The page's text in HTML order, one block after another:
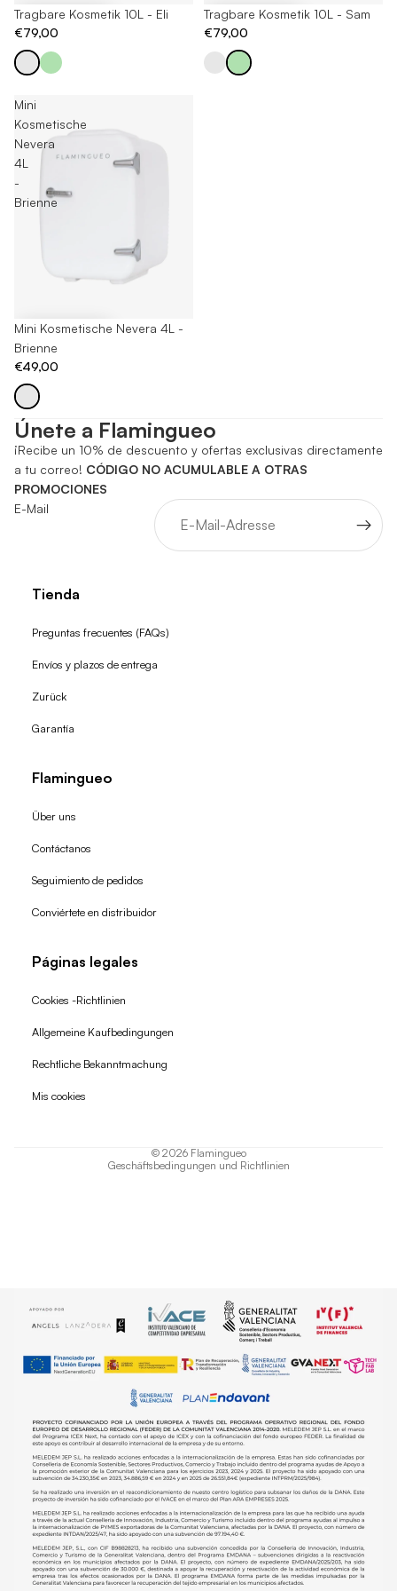
Tragbare Kosmetik 10L - Eli
€79,00
Tragbare Kosmetik 10L - Sam
€79,00
Mini
Kosmetische
Nevera
4L
-
Brienne
Mini Kosmetische Nevera 4L -
Brienne
€49,00
Únete a Flamingueo
¡Recibe un 10% de descuento y ofertas exclusivas directamente
a tu correo! CÓDIGO NO ACUMULABLE A OTRAS
PROMOCIONES
E-Mail
Tienda
Preguntas frecuentes (FAQs)
Envíos y plazos de entrega
Zurück
Garantía
Flamingueo
Über uns
Contáctanos
Seguimiento de pedidos
Conviértete en distribuidor
Páginas legales
Cookies -Richtlinien
Allgemeine Kaufbedingungen
Rechtliche Bekanntmachung
Mis cookies
© 2026 Flamingueo
Geschäftsbedingungen und Richtlinien
Widerrufsrecht